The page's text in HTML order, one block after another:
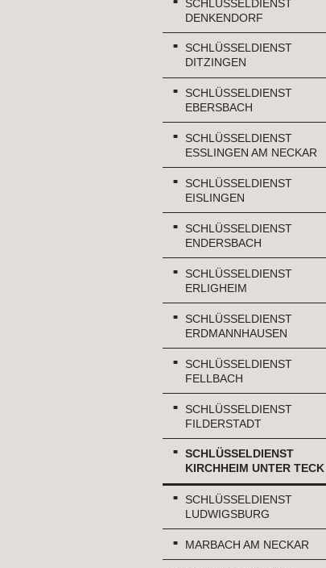
SCHLÜSSELDIENST
DENKENDORF
SCHLÜSSELDIENST
DITZINGEN
SCHLÜSSELDIENST
EBERSBACH
SCHLÜSSELDIENST
ESSLINGEN AM NECKAR
SCHLÜSSELDIENST
EISLINGEN
SCHLÜSSELDIENST
ENDERSBACH
SCHLÜSSELDIENST
ERLIGHEIM
SCHLÜSSELDIENST
ERDMANNHAUSEN
SCHLÜSSELDIENST
FELLBACH
SCHLÜSSELDIENST
FILDERSTADT
SCHLÜSSELDIENST
KIRCHHEIM UNTER TECK
SCHLÜSSELDIENST
LUDWIGSBURG
MARBACH AM NECKAR